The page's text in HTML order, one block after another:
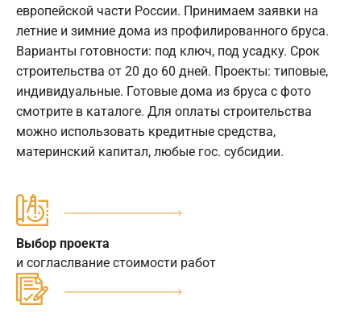
европейской части России. Принимаем заявки на
летние и зимние дома из профилированного бруса.
Варианты готовности: под ключ, под усадку. Срок
строительства от 20 до 60 дней. Проекты: типовые,
индивидуальные. Готовые дома из бруса с фото
смотрите в каталоге. Для оплаты строительства
можно использовать кредитные средства,
материнский капитал, любые гос. субсидии.
Выбор проекта
и согласлвание стоимости работ